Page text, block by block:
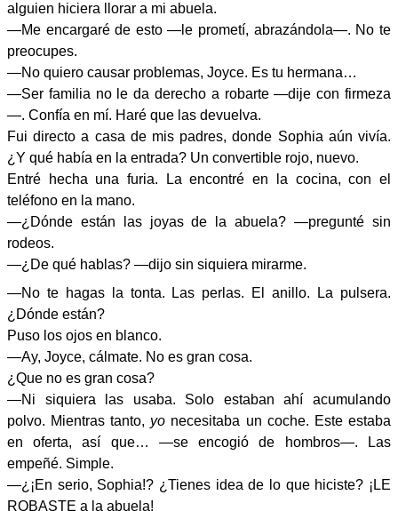
alguien hiciera llorar a mi abuela.
—Me encargaré de esto —le prometí, abrazándola—. No te
preocupes.
—No quiero causar problemas, Joyce. Es tu hermana…
—Ser familia no le da derecho a robarte —dije con firmeza
—. Confía en mí. Haré que las devuelva.
Fui directo a casa de mis padres, donde Sophia aún vivía.
¿Y qué había en la entrada? Un convertible rojo, nuevo.
Entré hecha una furia. La encontré en la cocina, con el
teléfono en la mano.
—¿Dónde están las joyas de la abuela? —pregunté sin
rodeos.
—¿De qué hablas? —dijo sin siquiera mirarme.
—No te hagas la tonta. Las perlas. El anillo. La pulsera.
¿Dónde están?
Puso los ojos en blanco.
—Ay, Joyce, cálmate. No es gran cosa.
¿Que no es gran cosa?
—Ni siquiera las usaba. Solo estaban ahí acumulando
polvo. Mientras tanto, yo necesitaba un coche. Este estaba
en oferta, así que… —se encogió de hombros—. Las
empeñé. Simple.
—¿¡En serio, Sophia!? ¿Tienes idea de lo que hiciste? ¡LE
ROBASTE a la abuela!